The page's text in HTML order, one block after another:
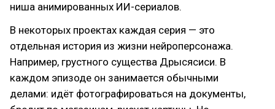
ниша анимированных ИИ-сериалов.
В некоторых проектах каждая серия — это
отдельная история из жизни нейроперсонажа.
Например, грустного существа Дрысясиси. В
каждом эпизоде он занимается обычными
делами: идёт фотографироваться на документы,